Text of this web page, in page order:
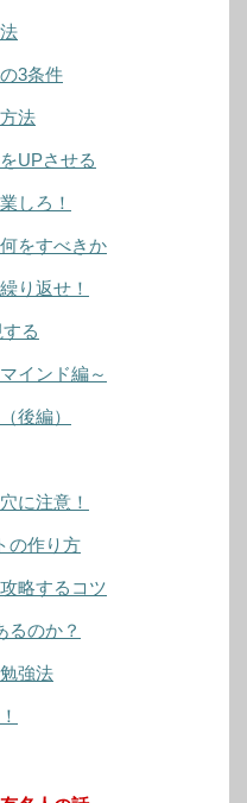
3条件
法
UPさせる
しろ！
をすべきか
り返せ！
る
インド編～
後編）
に注意！
の作り方
略するコツ
るのか？
強法